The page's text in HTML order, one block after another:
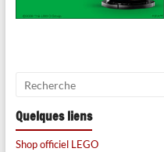
Quelques liens
Shop officiel LEGO